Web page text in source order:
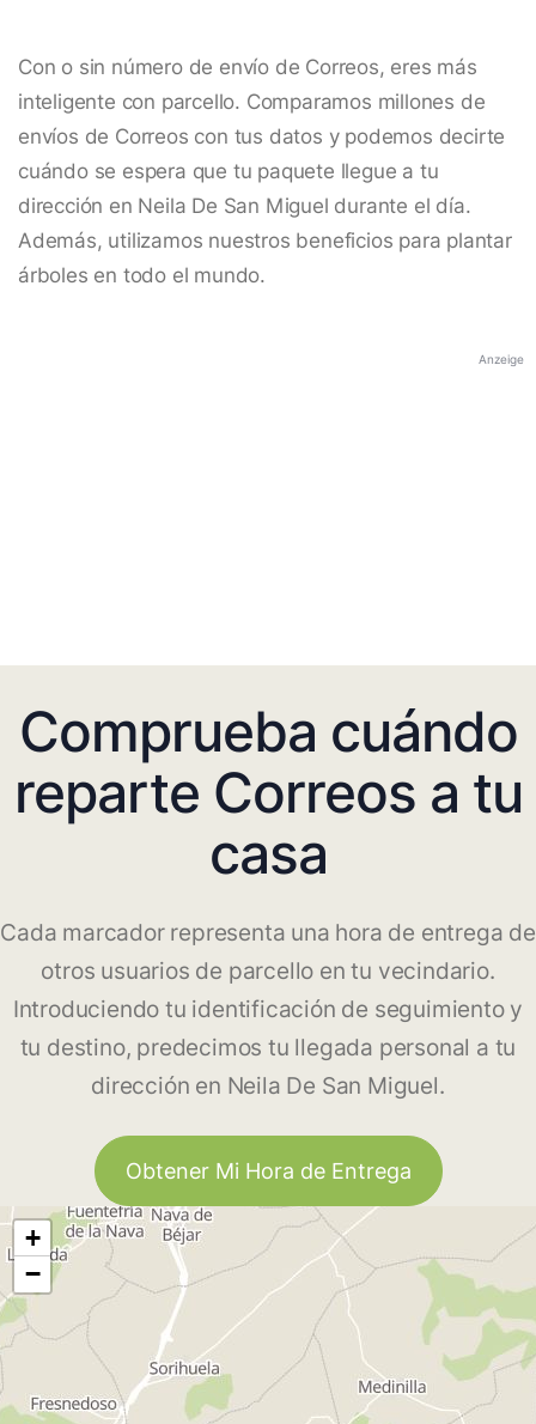
Con o sin número de envío de Correos, eres más
inteligente con parcello. Comparamos millones de
envíos de Correos con tus datos y podemos decirte
cuándo se espera que tu paquete llegue a tu
dirección en Neila De San Miguel durante el día.
Además, utilizamos nuestros beneficios para plantar
árboles en todo el mundo.
Anzeige
Comprueba cuándo
reparte Correos a tu
casa
Cada marcador representa una hora de entrega de
otros usuarios de parcello en tu vecindario.
Introduciendo tu identificación de seguimiento y
tu destino, predecimos tu llegada personal a tu
dirección en Neila De San Miguel.
Obtener Mi Hora de Entrega
+
−